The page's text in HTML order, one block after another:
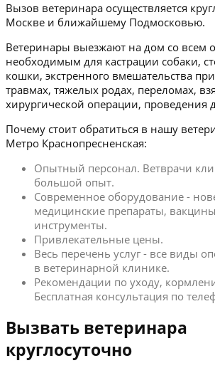
Вызов ветеринара осуществляется
Москве и ближайшему Подмосковью.
Ветеринары выезжают на дом со всем
необходимым для кастрации собаки,
кошки, экстренного вмешательства
травмах, тяжелых родах, переломах,
хирургической операции, проведения
Почему стоит обратиться в нашу
Метро Краснопресненская:
Опытный персонал. Ветврачи
большой опыт.
Современное оборудование -
медицинские препараты,
инструменты.
Привлекательные цены.
Весь перечень услуг - все виды
в ветеринарной клинике.
Рекомендации по уходу,
Бесплатная консультация по
Вызвать ветеринара
круглосуточно